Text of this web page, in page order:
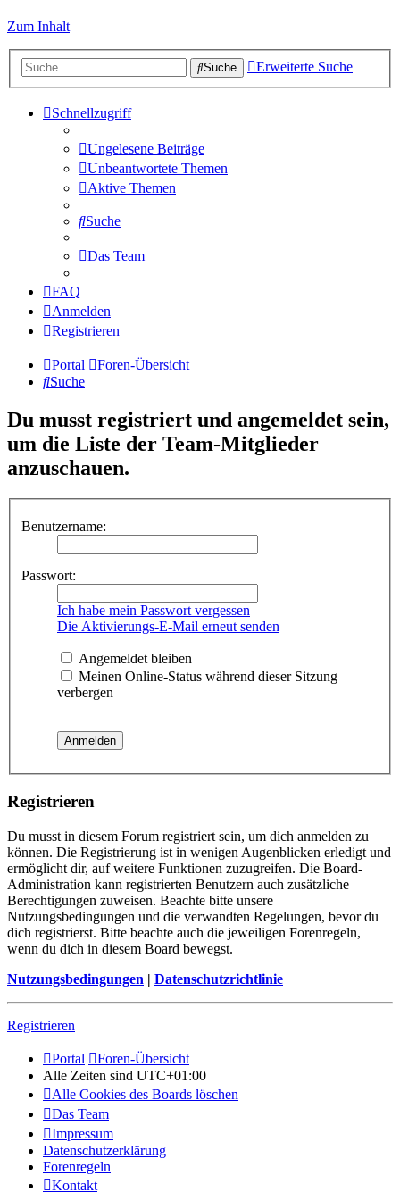
Zum Inhalt
Suche Erweiterte Suche
Schnellzugriff
Ungelesene Beiträge
Unbeantwortete Themen
Aktive Themen
Suche
Das Team
FAQ
Anmelden
Registrieren
Portal
Foren-Übersicht
Suche
Du musst registriert und angemeldet sein,
um die Liste der Team-Mitglieder
anzuschauen.
Benutzername:
Passwort:
Ich habe mein Passwort vergessen
Die Aktivierungs-E-Mail erneut senden
Angemeldet bleiben
Meinen Online-Status während dieser Sitzung
verbergen
Registrieren
Du musst in diesem Forum registriert sein, um dich anmelden zu
können. Die Registrierung ist in wenigen Augenblicken erledigt und
ermöglicht dir, auf weitere Funktionen zuzugreifen. Die Board-
Administration kann registrierten Benutzern auch zusätzliche
Berechtigungen zuweisen. Beachte bitte unsere
Nutzungsbedingungen und die verwandten Regelungen, bevor du
dich registrierst. Bitte beachte auch die jeweiligen Forenregeln,
wenn du dich in diesem Board bewegst.
Nutzungsbedingungen | Datenschutzrichtlinie
Registrieren
Portal
Foren-Übersicht
Alle Zeiten sind UTC+01:00
Alle Cookies des Boards löschen
Das Team
Impressum
Datenschutzerklärung
Forenregeln
Kontakt